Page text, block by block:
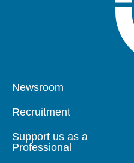
Pied
Newsroom
Recruitment
Support us as a
Professional